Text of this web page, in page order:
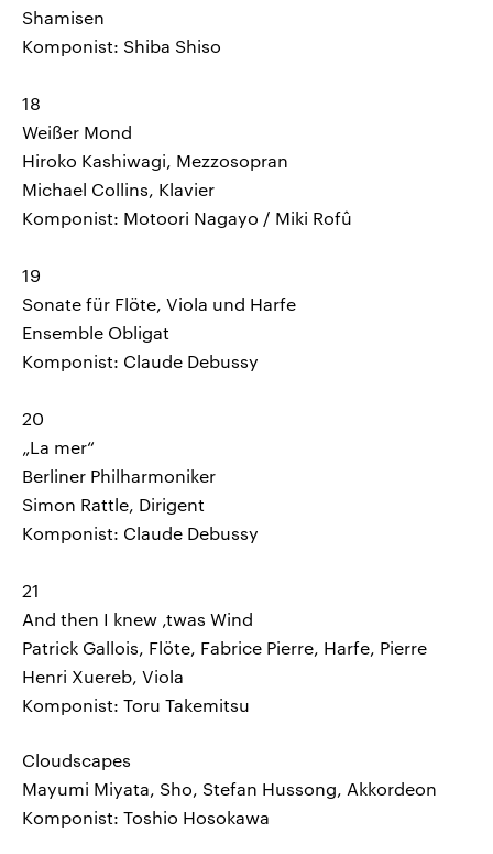
Shamisen
Komponist: Shiba Shiso
18
Weißer Mond
Hiroko Kashiwagi, Mezzosopran
Michael Collins, Klavier
Komponist: Motoori Nagayo / Miki Rofû
19
Sonate für Flöte, Viola und Harfe
Ensemble Obligat
Komponist: Claude Debussy
20
„La mer“
Berliner Philharmoniker
Simon Rattle, Dirigent
Komponist: Claude Debussy
21
And then I knew ‚twas Wind
Patrick Gallois, Flöte, Fabrice Pierre, Harfe, Pierre
Henri Xuereb, Viola
Komponist: Toru Takemitsu
Cloudscapes
Mayumi Miyata, Sho, Stefan Hussong, Akkordeon
Komponist: Toshio Hosokawa